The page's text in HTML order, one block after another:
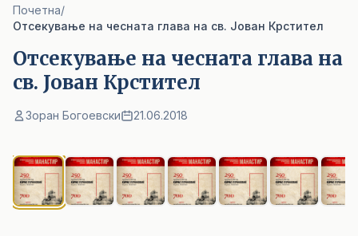
Почетна/
Отсекување на чесната глава на св. Јован Крстител
Отсекување на чесната глава на
св. Јован Крстител
Зоран Богоевски 21.06.2018